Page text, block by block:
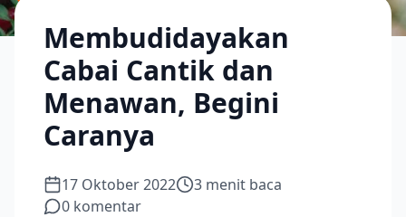
Membudidayakan
Cabai Cantik dan
Menawan, Begini
Caranya
17 Oktober 2022 3 menit baca
0 komentar